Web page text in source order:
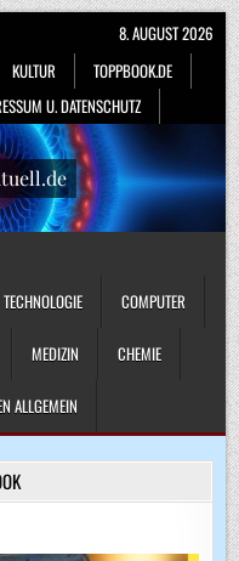
KULTUR
TOPPBOOK.DE
U. DATENSCHUTZ
8. AUGUST 2026
TECHNOLOGIE COMPUTER
MEDIZIN CHEMIE
ALLGEMEIN